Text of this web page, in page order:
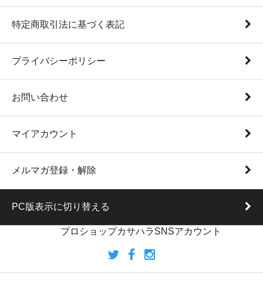
特定商取引法に基づく表記
プライバシーポリシー
お問い合わせ
マイアカウント
メルマガ登録・解除
PC版表示に切り替える
プロショップカサハラSNSアカウント